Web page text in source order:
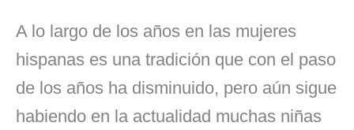
A lo largo de los años en las mujeres
hispanas es una tradición que con el paso
de los años ha disminuido, pero aún sigue
habiendo en la actualidad muchas niñas